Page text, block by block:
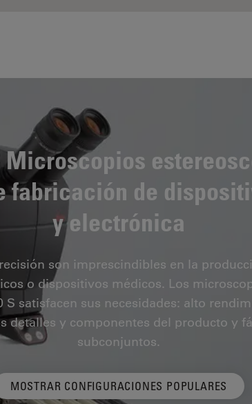
Microscopios
fabricación de
y electrónica
son imprescindibles en la
o dispositivos médicos. Los
S satisfacen sus necesidades: alto
detalles y componentes del producto y
subconjuntos.
MOSTRAR CONFIGURACIONES POPULARES